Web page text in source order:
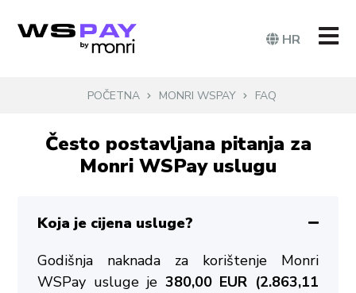
HR
POČETNA MONRI WSPAY FAQ
Često postavljana pitanja za
Monri WSPay uslugu
Koja je cijena usluge?
Godišnja naknada za korištenje Monri
WSPay usluge je 380,00 EUR (2.863,11